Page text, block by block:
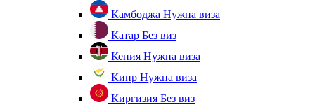
Камбоджа Нужна виза
Катар Без виз
Кения Нужна виза
Кипр Нужна виза
Киргизия Без виз